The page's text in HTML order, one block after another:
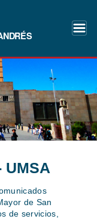
UMSA
de San
de servicios,